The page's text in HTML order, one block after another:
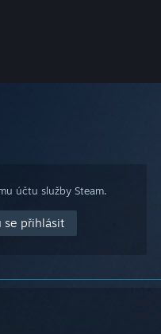
účtu služby Steam.
se přihlásit